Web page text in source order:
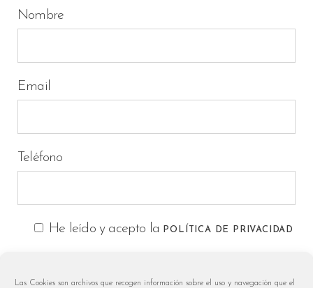
Las Cookies son archivos que recogen información sobre el uso y navegación que el
Nombre
Email
Teléfono
He leído y acepto la POLÍTICA DE PRIVACIDAD